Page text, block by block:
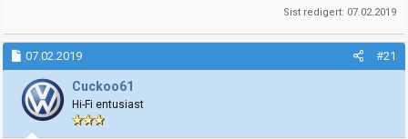
Sist redigert: 07.02.2019
07.02.2019 #21
Cuckoo61
Hi-Fi entusiast